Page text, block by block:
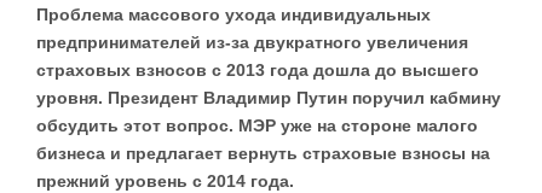
Проблема массового ухода индивидуальных
предпринимателей из-за двукратного увеличения
страховых взносов с 2013 года дошла до высшего
уровня. Президент Владимир Путин поручил кабмину
обсудить этот вопрос. МЭР уже на стороне малого
бизнеса и предлагает вернуть страховые взносы на
прежний уровень с 2014 года.